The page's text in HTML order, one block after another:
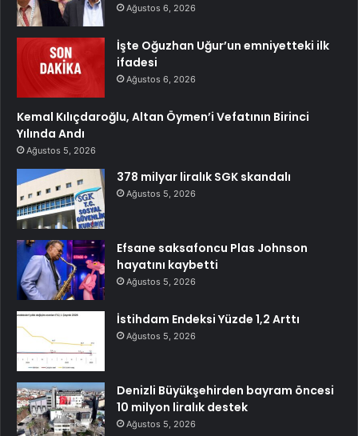
Ağustos 6, 2026
İşte Oğuzhan Uğur’un emniyetteki ilk
ifadesi
Ağustos 6, 2026
Kemal Kılıçdaroğlu, Altan Öymen’i Vefatının Birinci
Yılında Andı
Ağustos 5, 2026
378 milyar liralık SGK skandalı
Ağustos 5, 2026
Efsane saksafoncu Plas Johnson
hayatını kaybetti
Ağustos 5, 2026
İstihdam Endeksi Yüzde 1,2 Arttı
Ağustos 5, 2026
Denizli Büyükşehirden bayram öncesi
10 milyon liralık destek
Ağustos 5, 2026